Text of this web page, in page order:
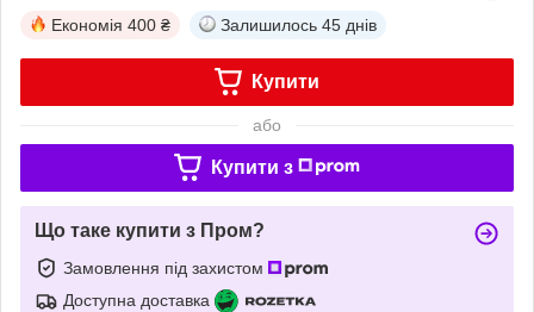
Економія 400 ₴ Залишилось 45 днів
Купити
або
Купити з
Що таке купити з Пром?
Замовлення під захистом
Доступна доставка